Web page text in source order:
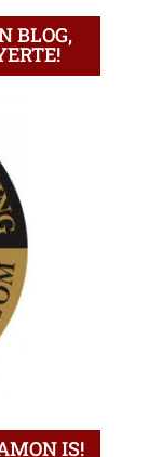
BLOG,
IS!